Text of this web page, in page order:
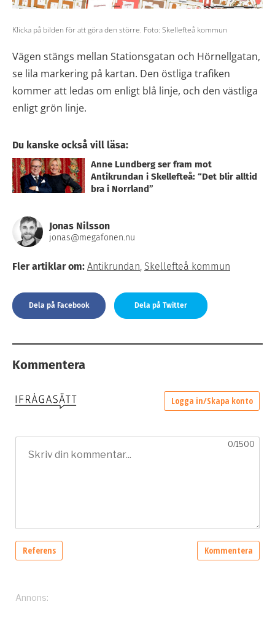
Klicka på bilden för att göra den större. Foto: Skellefteå kommun
Vägen stängs mellan Stationsgatan och Hörnellgatan,
se lila markering på kartan. Den östliga trafiken
kommer att ledas om enligt blå linje, och den västliga
enligt grön linje.
Du kanske också vill läsa:
Anne Lundberg ser fram mot
Antikrundan i Skellefteå: “Det blir alltid
bra i Norrland”
Jonas Nilsson
jonas@megafonen.nu
Fler artiklar om: Antikrundan, Skellefteå kommun
Dela på Facebook Dela på Twitter
Kommentera